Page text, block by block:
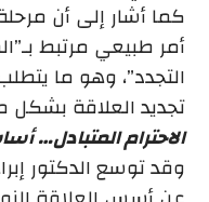
كما أشار إلى أن
أمر طبيعي مرتبط
التجدد”، وهو ما
تجديد العلاقة بشكل
الاحترام المتبادل…
وقد توسع الدكتور